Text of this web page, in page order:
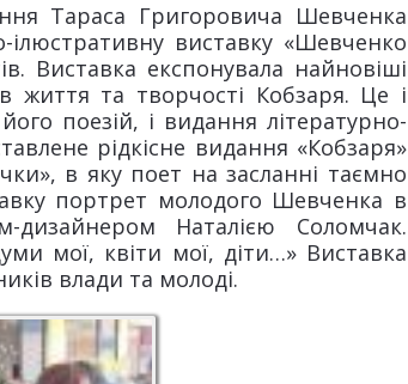
Тараса Григоровича Шевченка
ілюстративну виставку «Шевченко
Виставка експонувала найновіші
життя та творчості Кобзаря. Це і
поезій, і видання літературно-
рідкісне видання «Кобзаря»
в яку поет на засланні таємно
портрет молодого Шевченка в
дизайнером Наталією Соломчак.
мої, квіти мої, діти…» Виставка
влади та молоді.